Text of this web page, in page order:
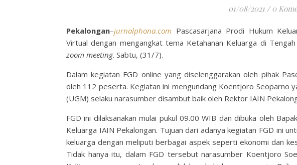
01/08/2021 / 0
Pekalongan–jurnalphona.com Pascasarjana Prodi Hukum
Virtual dengan mengangkat tema Ketahanan Keluarga di
zoom meeting. Sabtu, (31/7).
Dalam kegiatan FGD online yang diselenggarakan oleh pihak
oleh 112 peserta. Kegiatan ini mengundang Koentjoro Seoparno
(UGM) selaku narasumber disambut baik oleh Rektor IAIN
FGD ini dilaksanakan mulai pukul 09.00 WIB dan dibuka oleh
Keluarga IAIN Pekalongan. Tujuan dari adanya kegiatan FGD ini
keluarga dengan meliputi berbagai aspek seperti ekonomi dan
Tidak hanya itu, dalam FGD tersebut narasumber Koentjoro